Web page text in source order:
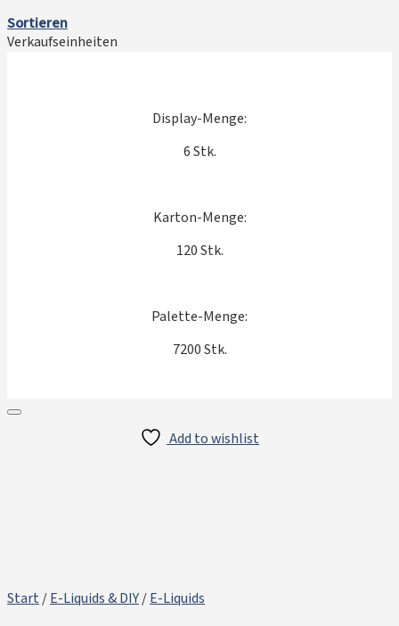
Sortieren
Verkaufseinheiten
Display-Menge:
6 Stk.
Karton-Menge:
120 Stk.
Palette-Menge:
7200 Stk.
Add to wishlist
Start/E-Liquids & DIY/E-Liquids